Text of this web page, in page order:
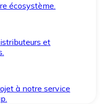
écosystème.
et
à notre service